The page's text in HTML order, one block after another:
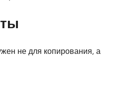
не для копирования, а